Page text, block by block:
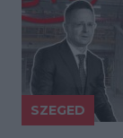
SZEGED